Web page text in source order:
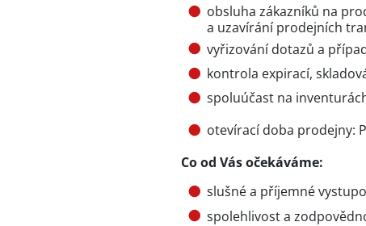
obsluha zákazníků na
a uzavírání prodejních
vyřizování dotazů a
kontrola expirací,
spoluúčast na
otevírací doba prodejny:
Co od Vás očekáváme:
slušné a příjemné
spolehlivost a